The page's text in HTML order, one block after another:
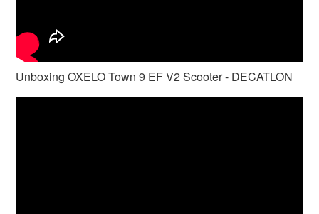
Unboxing OXELO Town 9 EF V2 Scooter - DECATLON